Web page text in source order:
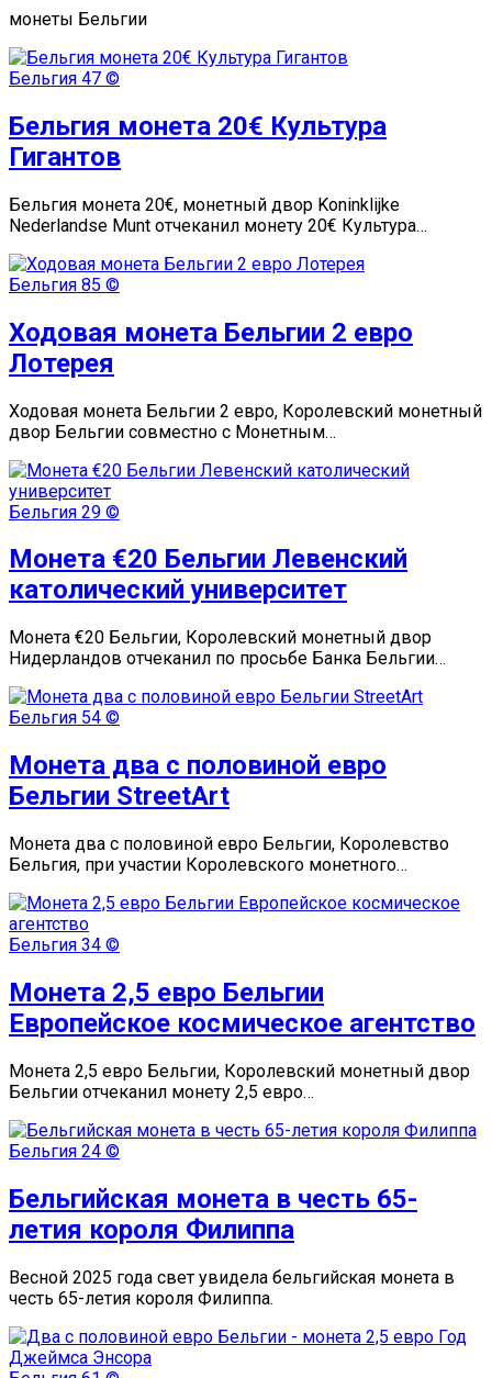
монеты Бельгии
Бельгия 47 ©
Бельгия монета 20€ Культура
Гигантов
Бельгия монета 20€, монетный двор Koninklijke
Nederlandse Munt отчеканил монету 20€ Культура…
Бельгия 85 ©
Ходовая монета Бельгии 2 евро
Лотерея
Ходовая монета Бельгии 2 евро, Королевский монетный
двор Бельгии совместно с Монетным…
Бельгия 29 ©
Монета €20 Бельгии Левенский
католический университет
Монета €20 Бельгии, Королевский монетный двор
Нидерландов отчеканил по просьбе Банка Бельгии…
Бельгия 54 ©
Монета два с половиной евро
Бельгии StreetАrt
Монета два с половиной евро Бельгии, Королевство
Бельгия, при участии Королевского монетного…
Бельгия 34 ©
Монета 2,5 евро Бельгии
Европейское космическое агентство
Монета 2,5 евро Бельгии, Королевский монетный двор
Бельгии отчеканил монету 2,5 евро…
Бельгия 24 ©
Бельгийская монета в честь 65-
летия короля Филиппа
Весной 2025 года свет увидела бельгийская монета в
честь 65-летия короля Филиппа.